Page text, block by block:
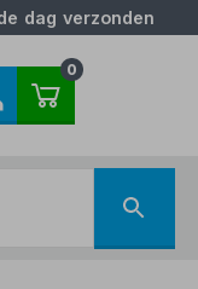
dag verzonden
0